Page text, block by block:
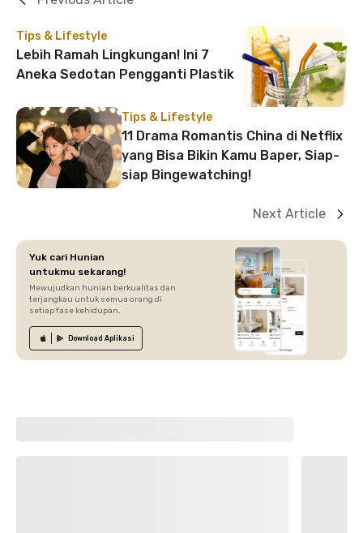
Tips & Lifestyle
Lebih Ramah Lingkungan! Ini 7
Aneka Sedotan Pengganti Plastik
Tips & Lifestyle
11 Drama Romantis China di Netflix
yang Bisa Bikin Kamu Baper, Siap-
siap Bingewatching!
Next Article
Yuk cari Hunian
untukmu sekarang!
Mewujudkan hunian berkualitas dan
terjangkau untuk semua orang di
setiap fase kehidupan.
Download Aplikasi